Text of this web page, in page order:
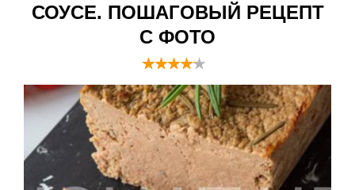
СОУСЕ. ПОШАГОВЫЙ РЕЦЕПТ
С ФОТО